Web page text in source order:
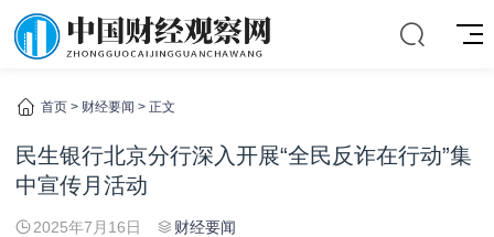
首页 > 财经要闻 > 正文
民生银行北京分行深入开展“全民反诈在行动”集
中宣传月活动
2025年7月16日 财经要闻